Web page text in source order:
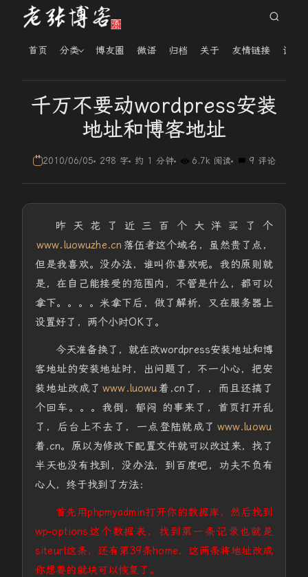
首页 分类 博友圈 微语 归档 关于 友情链接 读者
千万不要动wordpress安装
地址和博客地址
2010/06/05 298 字 约 1 分钟 6.7k 阅读 9 评论
昨天花了近三百个大洋买了个
www.luowuzhe.cn 落伍者这个域名，虽然贵了点，
但是我喜欢。没办法，谁叫你喜欢呢。我的原则就
是，在自己能接受的范围内，不管是什么，都可以
拿下。。。。米拿下后，做了解析，又在服务器上
设置好了，两个小时OK了。
今天准备换了，就在改wordpress安装地址和博
客地址的安装地址时，出问题了，不一小心，把安
装地址改成了 www.luowu着.cn了，，而且还搞了
个回车。。。我倒，郁闷 的事来了，首页打开乱
了，后台上不去了，一点登陆就成了 www.luowu
着.cn。原以为修改下配置文件就可以改过来，找了
半天也没有找到，没办法，到百度吧，功夫不负有
心人，终于找到了方法：
首先用phpmyadmin打开你的数据库，然后找到
wp-options这个数据表，找到第一条记录也就是
siteurl这条，还有第39条home，这两条将地址改成
你想要的就块可以恢复了。